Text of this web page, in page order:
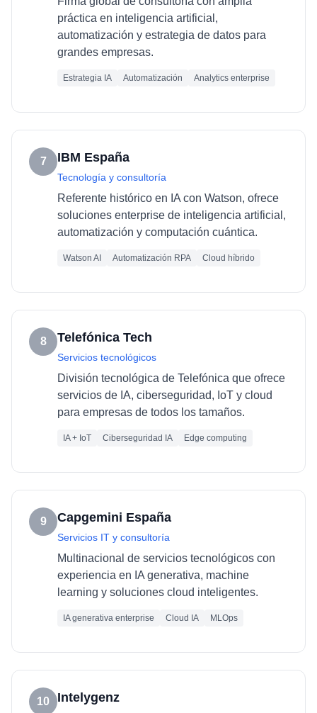
práctica en inteligencia artificial,
automatización y estrategia de datos para
grandes empresas.
Estrategia IA Automatización Analytics enterprise
7 IBM España
Tecnología y consultoría
Referente histórico en IA con Watson, ofrece
soluciones enterprise de inteligencia artificial,
automatización y computación cuántica.
Watson AI Automatización RPA Cloud híbrido
8 Telefónica Tech
Servicios tecnológicos
División tecnológica de Telefónica que ofrece
servicios de IA, ciberseguridad, IoT y cloud
para empresas de todos los tamaños.
IA + IoT Ciberseguridad IA Edge computing
9 Capgemini España
Servicios IT y consultoría
Multinacional de servicios tecnológicos con
experiencia en IA generativa, machine
learning y soluciones cloud inteligentes.
IA generativa enterprise Cloud IA MLOps
10 Intelygenz